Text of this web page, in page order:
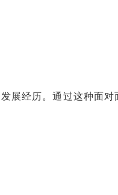
展经历。通过这种面